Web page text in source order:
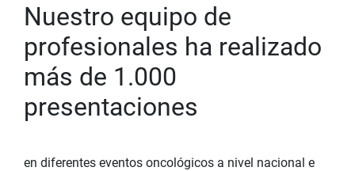
Nuestro equipo de
profesionales ha realizado
más de 1.000
presentaciones
en diferentes eventos oncológicos a nivel nacional e